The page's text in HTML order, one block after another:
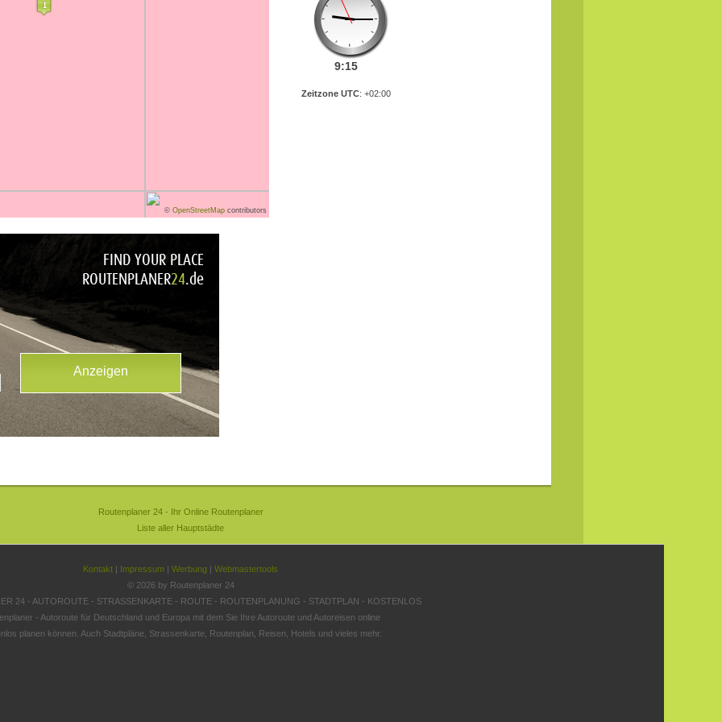
© OpenStreetMap contributors
9:15
Zeitzone UTC: +02:00
Routenplaner 24 - Ihr Online Routenplaner
Liste aller Hauptstädte
Kontakt | Impressum | Werbung | Webmastertools
© 2026 by Routenplaner 24
24 - AUTOROUTE - STRASSENKARTE - ROUTE - ROUTENPLANUNG - STADTPLAN - KOSTENLOS
- Autoroute für Deutschland und Europa mit dem Sie Ihre Autoroute und Autoreisen online
planen können. Auch Stadtpläne, Strassenkarte, Routenplan, Reisen, Hotels und vieles mehr.